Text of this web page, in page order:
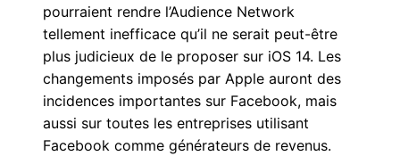
pourraient rendre l’Audience Network
tellement inefficace qu’il ne serait peut-être
plus judicieux de le proposer sur iOS 14. Les
changements imposés par Apple auront des
incidences importantes sur Facebook, mais
aussi sur toutes les entreprises utilisant
Facebook comme générateurs de revenus.